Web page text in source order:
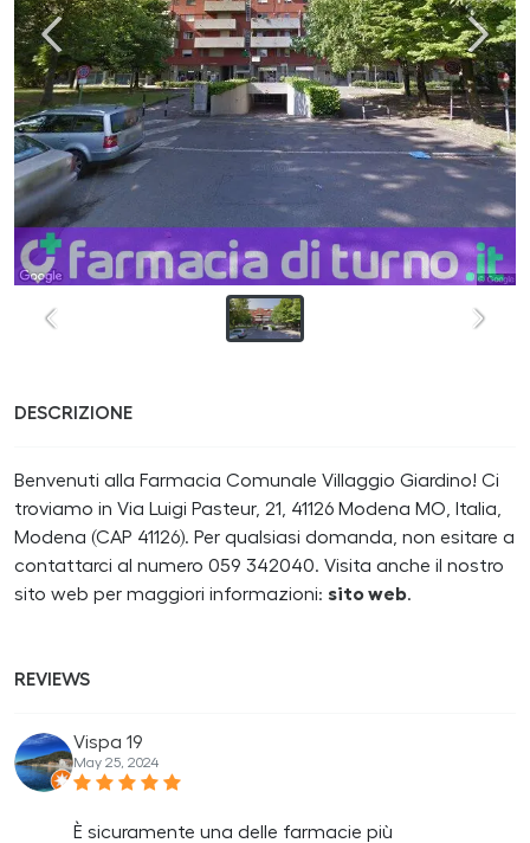
DESCRIZIONE
Benvenuti alla Farmacia Comunale Villaggio Giardino! Ci
troviamo in Via Luigi Pasteur, 21, 41126 Modena MO, Italia,
Modena (CAP 41126). Per qualsiasi domanda, non esitare a
contattarci al numero 059 342040. Visita anche il nostro
sito web per maggiori informazioni: sito web.
REVIEWS
Vispa 19
May 25, 2024
È sicuramente una delle farmacie più